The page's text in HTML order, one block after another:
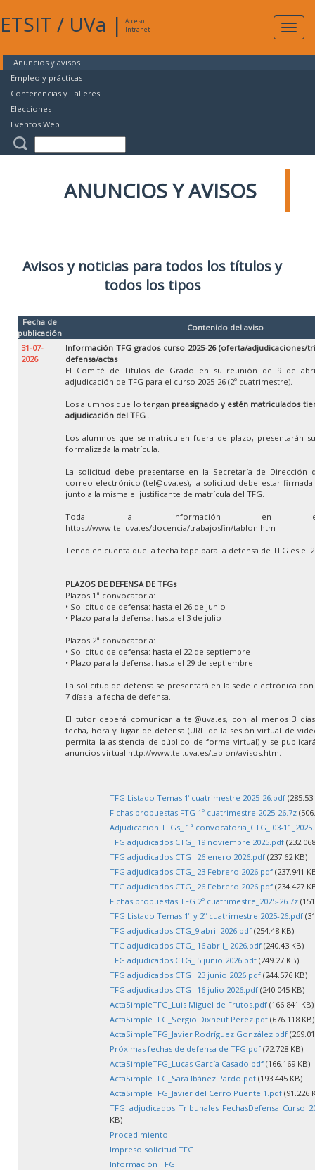
ETSIT / UVa |
Acceso
Intranet
Anuncios y avisos
Empleo y prácticas
Conferencias y Talleres
Elecciones
Eventos Web
ANUNCIOS Y AVISOS
Avisos y noticias para todos los títulos y
todos los tipos
Fecha de
publicación
Contenido del aviso
31-07-
2026
Información TFG grados curso 2025-26 (oferta/adjudicaciones/
defensa/actas
El Comité de Títulos de Grado en su reunión de 9 de
adjudicación de TFG para el curso 2025-26 (2º cuatrimestre).
Los alumnos que lo tengan preasignado y estén matriculados
adjudicación del TFG .
Los alumnos que se matriculen fuera de plazo, presentarán
formalizada la matrícula.
La solicitud debe presentarse en la Secretaría de Dirección
correo electrónico (tel@uva.es), la solicitud debe estar
junto a la misma el justificante de matrícula del TFG.
Toda la información en
https://www.tel.uva.es/docencia/trabajosfin/tablon.htm
Tened en cuenta que la fecha tope para la defensa de TFG es el
PLAZOS DE DEFENSA DE TFGs
Plazos 1ª convocatoria:
• Solicitud de defensa: hasta el 26 de junio
• Plazo para la defensa: hasta el 3 de julio
Plazos 2ª convocatoria:
• Solicitud de defensa: hasta el 22 de septiembre
• Plazo para la defensa: hasta el 29 de septiembre
La solicitud de defensa se presentará en la sede electrónica
7 días a la fecha de defensa.
El tutor deberá comunicar a tel@uva.es, con al menos 3
fecha, hora y lugar de defensa (URL de la sesión virtual de
permita la asistencia de público de forma virtual) y se
anuncios virtual http://www.tel.uva.es/tablon/avisos.htm.
TFG Listado Temas 1ºcuatrimestre 2025-26.pdf (285.53
Fichas propuestas FTG 1º cuatrimestre 2025-26.7z
Adjudicacion TFGs_ 1ª convocatoria_CTG_ 03-
TFG adjudicados CTG_ 19 noviembre 2025.pdf
TFG adjudicados CTG_ 26 enero 2026.pdf (237.62 KB)
TFG adjudicados CTG_ 23 Febrero 2026.pdf (237.941
TFG adjudicados CTG_ 26 Febrero 2026.pdf (234.427
Fichas propuestas TFG 2º cuatrimestre_2025-26.7z
TFG Listado Temas 1º y 2º cuatrimestre 2025-26.pdf
TFG adjudicados CTG_9 abril 2026.pdf (254.48 KB)
TFG adjudicados CTG_ 16 abril_ 2026.pdf (240.43 KB)
TFG adjudicados CTG_ 5 junio 2026.pdf (249.27 KB)
TFG adjudicados CTG_ 23 junio 2026.pdf (244.576 KB)
TFG adjudicados CTG_ 16 julio 2026.pdf (240.045 KB)
ActaSimpleTFG_Luis Miguel de Frutos.pdf (166.841 KB)
ActaSimpleTFG_Sergio Dixneuf Pérez.pdf (676.118 KB)
ActaSimpleTFG_Javier Rodríguez González.pdf
Próximas fechas de defensa de TFG.pdf (72.728 KB)
ActaSimpleTFG_Lucas García Casado.pdf (166.169 KB)
ActaSimpleTFG_Sara Ibáñez Pardo.pdf (193.445 KB)
ActaSimpleTFG_Javier del Cerro Puente 1.pdf (91.226
TFG adjudicados_Tribunales_FechasDefensa_Curso
KB)
Procedimiento
Impreso solicitud TFG
Información TFG